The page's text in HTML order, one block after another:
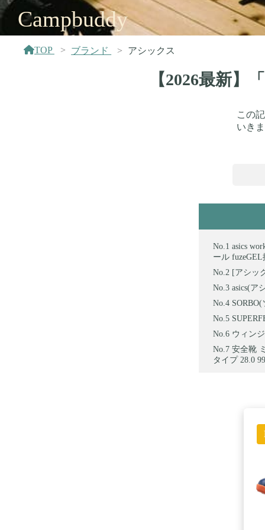
Campbuddy
TOP ブランド アシックス
【2026最新
この
いき
asics
ール
[アシッ
asics(ア
ウィン
安全靴
タイプ 28.0